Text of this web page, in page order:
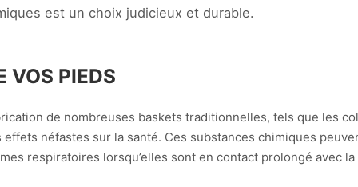
est un choix judicieux et durable.
VOS PIEDS
de nombreuses baskets traditionnelles, tels que les
néfastes sur la santé. Ces substances chimiques
respiratoires lorsqu’elles sont en contact prolongé avec